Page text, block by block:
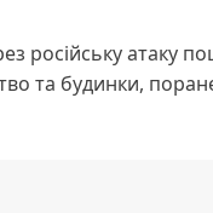
російську атаку
та будинки,